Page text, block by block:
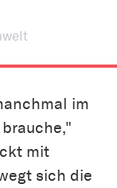
im
mit
sich die